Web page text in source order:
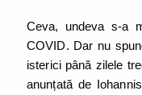
Ceva, undeva s-a
COVID. Dar nu
isterici până zilele
anunțată de